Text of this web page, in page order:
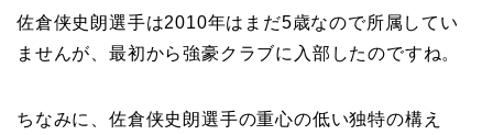
佐倉侠史朗選手は2010年はまだ5歳なので所属してい
ませんが、最初から強豪クラブに入部したのですね。
ちなみに、佐倉侠史朗選手の重心の低い独特の構え